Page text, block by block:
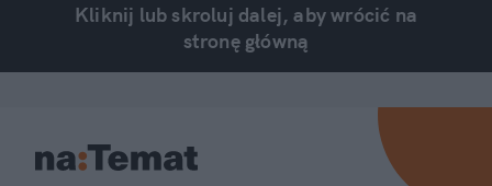
Kliknij lub skroluj dalej, aby wrócić na
stronę główną